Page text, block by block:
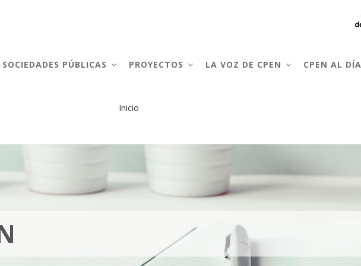
SOCIEDADES PÚBLICAS PROYECTOS LA VOZ DE CPEN CPEN AL DÍA
enlaces
de
ayuda
Inicio